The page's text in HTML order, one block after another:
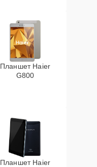
Планшет Haier
G800
Планшет Haier